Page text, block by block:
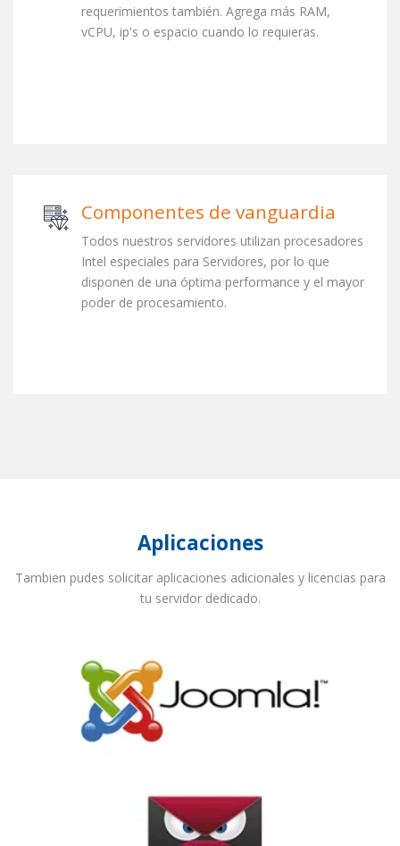
requerimientos también. Agrega más RAM,
vCPU, ip's o espacio cuando lo requieras.
Componentes de vanguardia
Todos nuestros servidores utilizan procesadores
Intel especiales para Servidores, por lo que
disponen de una óptima performance y el mayor
poder de procesamiento.
Aplicaciones
Tambien pudes solicitar aplicaciones adicionales y licencias para
tu servidor dedicado.